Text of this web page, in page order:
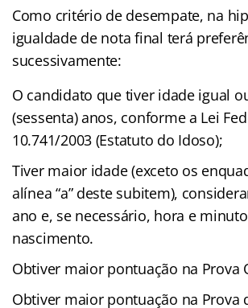
Como critério de desempate, na
igualdade de nota final terá
sucessivamente:
O candidato que tiver idade igual
(sessenta) anos, conforme a Lei
10.741/2003 (Estatuto do Idoso);
Tiver maior idade (exceto os
alínea “a” deste subitem),
ano e, se necessário, hora e
nascimento.
Obtiver maior pontuação na Prova
Obtiver maior pontuação na Prova